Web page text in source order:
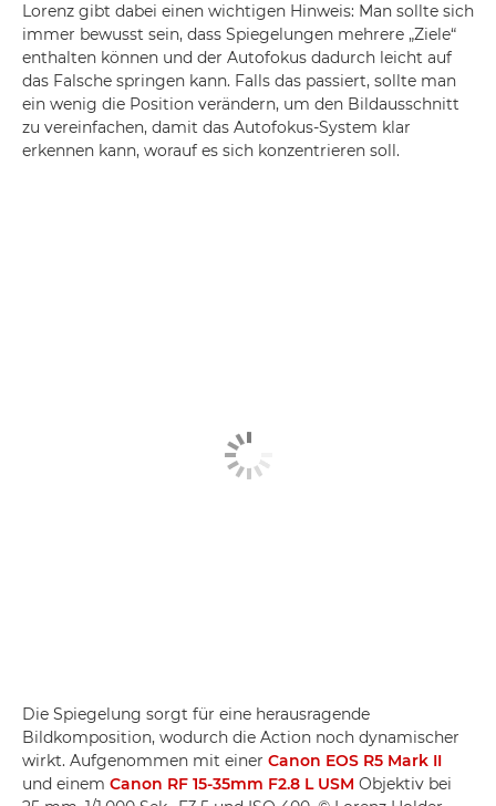
Lorenz gibt dabei einen wichtigen Hinweis: Man sollte sich
immer bewusst sein, dass Spiegelungen mehrere „Ziele“
enthalten können und der Autofokus dadurch leicht auf
das Falsche springen kann. Falls das passiert, sollte man
ein wenig die Position verändern, um den Bildausschnitt
zu vereinfachen, damit das Autofokus-System klar
erkennen kann, worauf es sich konzentrieren soll.
Die Spiegelung sorgt für eine herausragende
Bildkomposition, wodurch die Action noch dynamischer
wirkt. Aufgenommen mit einer Canon EOS R5 Mark II
und einem Canon RF 15-35mm F2.8 L USM Objektiv bei